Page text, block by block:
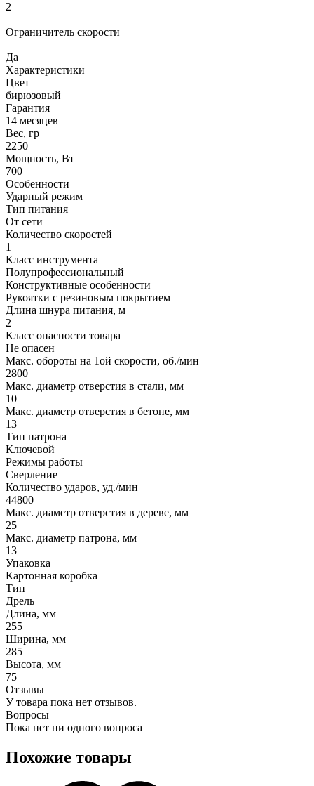
2
Ограничитель скорости
Да
Характеристики
Цвет
бирюзовый
Гарантия
14 месяцев
Вес, гр
2250
Мощность, Вт
700
Особенности
Ударный режим
Тип питания
От сети
Количество скоростей
1
Класс инструмента
Полупрофессиональный
Конструктивные особенности
Рукоятки с резиновым покрытием
Длина шнура питания, м
2
Класс опасности товара
Не опасен
Макс. обороты на 1ой скорости, об./мин
2800
Макс. диаметр отверстия в стали, мм
10
Макс. диаметр отверстия в бетоне, мм
13
Тип патрона
Ключевой
Режимы работы
Сверление
Количество ударов, уд./мин
44800
Макс. диаметр отверстия в дереве, мм
25
Макс. диаметр патрона, мм
13
Упаковка
Картонная коробка
Тип
Дрель
Длина, мм
255
Ширина, мм
285
Высота, мм
75
Отзывы
У товара пока нет отзывов.
Вопросы
Пока нет ни одного вопроса
Похожие товары